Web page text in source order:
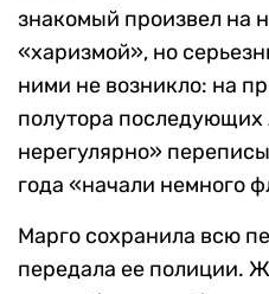
знакомый произвел на
«харизмой», но
ними не возникло: на
полутора последующих
нерегулярно»
года «начали немного
Марго сохранила всю
передала ее полиции.